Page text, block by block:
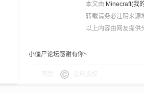
本文由 Minecraft(我
转载请务必注明来源
以上内容由网友提供
小僵尸论坛感谢有你~